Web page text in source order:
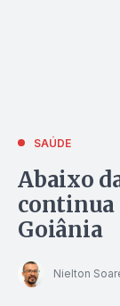
SAÚDE
Abaixo
continua
Goiânia
Nielton